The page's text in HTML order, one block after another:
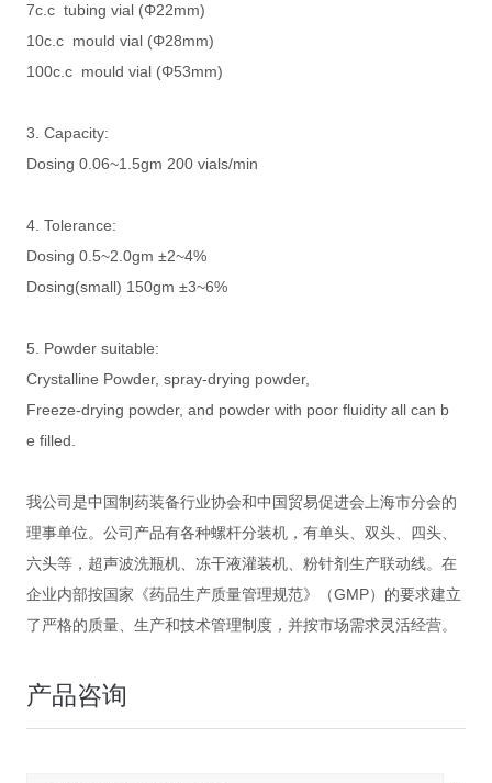
7c.c tubing vial (Φ22mm)
10c.c mould vial (Φ28mm)
100c.c mould vial (Φ53mm)
3. Capacity:
Dosing 0.06~1.5gm 200 vials/min
4. Tolerance:
Dosing 0.5~2.0gm ±2~4%
Dosing(small) 150gm ±3~6%
5. Powder suitable:
Crystalline Powder, spray-drying powder,
Freeze-drying powder, and powder with poor fluidity all can b
e filled.
我公司是中国制药装备行业协会和中国贸易促进会上海市分会的
理事单位。公司产品有各种螺杆分装机，有单头、双头、四头、
六头等，超声波洗瓶机、冻干液灌装机、粉针剂生产联动线。在
企业内部按国家《药品生产质量管理规范》（GMP）的要求建立
了严格的质量、生产和技术管理制度，并按市场需求灵活经营。
产品咨询